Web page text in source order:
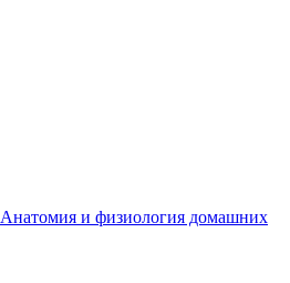
Анатомия и физиология домашних